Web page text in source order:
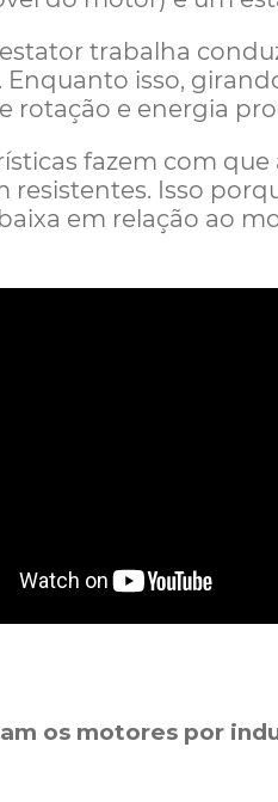
trabalha
Enquanto isso,
rotação e energia
fazem com
resistentes. Isso
em relação ao
os motores por